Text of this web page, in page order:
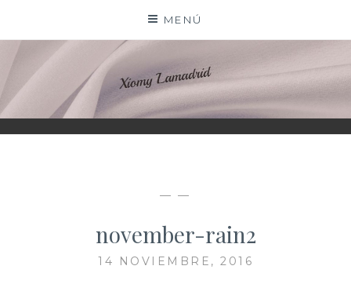
contenido
MENÚ
XIOMY LAMADRID
— —
november-rain2
14 NOVIEMBRE, 2016